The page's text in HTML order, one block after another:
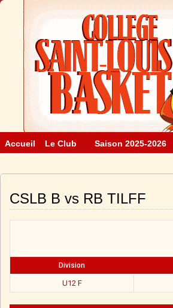
Accueil Le Club Saison 2025-2026
CSLB B vs RB TILFF
Division
U12 F